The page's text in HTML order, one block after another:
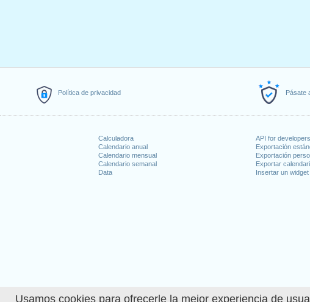
Usamos cookies para ofrecerle la mejor experiencia de
Política de privacidad Pásate
Calculadora
Calendario anual
Calendario mensual
Calendario semanal
Data
API for developers
Exportación
Exportación
Exportar
Insertar un widget